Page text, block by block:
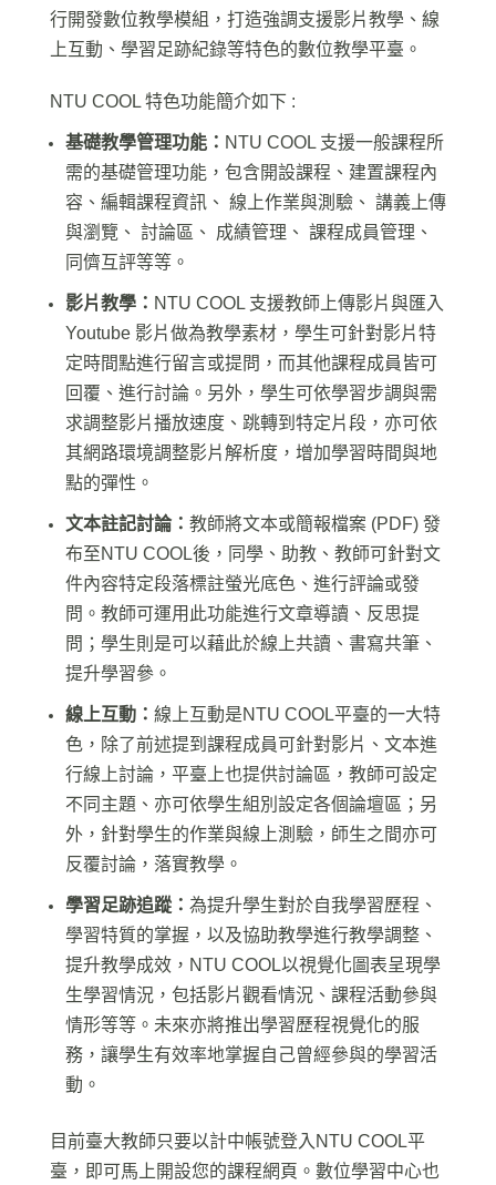
行開發數位教學模組，打造強調支援影片教學、線
上互動、學習足跡紀錄等特色的數位教學平臺。
NTU COOL 特色功能簡介如下 :
基礎教學管理功能： NTU COOL 支援一般課程所
需的基礎管理功能，包含開設課程、建置課程內
容、編輯課程資訊、 線上作業與測驗、 講義上傳
與瀏覽、 討論區、 成績管理、 課程成員管理、
同儕互評等等。
影片教學： NTU COOL 支援教師上傳影片與匯入
Youtube 影片做為教學素材，學生可針對影片特
定時間點進行留言或提問，而其他課程成員皆可
回覆、進行討論。另外，學生可依學習步調與需
求調整影片播放速度、跳轉到特定片段，亦可依
其網路環境調整影片解析度，增加學習時間與地
點的彈性。
文本註記討論： 教師將文本或簡報檔案 (PDF) 發
布至NTU COOL後，同學、助教、教師可針對文
件內容特定段落標註螢光底色、進行評論或發
問。教師可運用此功能進行文章導讀、反思提
問；學生則是可以藉此於線上共讀、書寫共筆、
提升學習參。
線上互動： 線上互動是NTU COOL平臺的一大特
色，除了前述提到課程成員可針對影片、文本進
行線上討論，平臺上也提供討論區，教師可設定
不同主題、亦可依學生組別設定各個論壇區；另
外，針對學生的作業與線上測驗，師生之間亦可
反覆討論，落實教學。
學習足跡追蹤： 為提升學生對於自我學習歷程、
學習特質的掌握，以及協助教學進行教學調整、
提升教學成效，NTU COOL以視覺化圖表呈現學
生學習情況，包括影片觀看情況、課程活動參與
情形等等。未來亦將推出學習歷程視覺化的服
務，讓學生有效率地掌握自己曾經參與的學習活
動。
目前臺大教師只要以計中帳號登入NTU COOL平
臺，即可馬上開設您的課程網頁。數位學習中心也